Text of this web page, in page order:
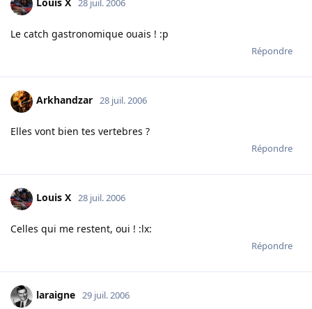
Louis X 28 juil. 2006
Le catch gastronomique ouais ! :p
Répondre
Arkhandzar 28 juil. 2006
Elles vont bien tes vertebres ?
Répondre
Louis X 28 juil. 2006
Celles qui me restent, oui ! :lx:
Répondre
laraigne 29 juil. 2006